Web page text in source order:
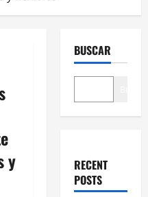
y
BUSCAR
RECENT
POSTS